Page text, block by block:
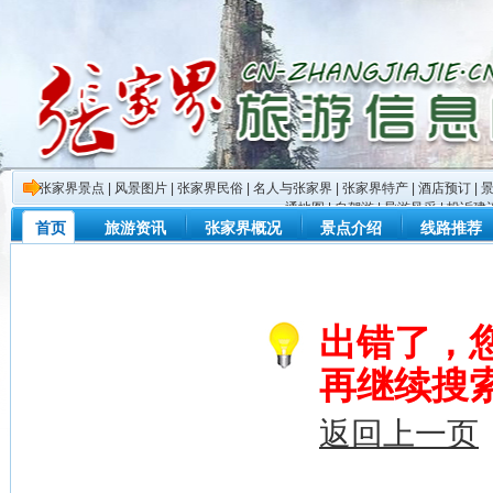
张家界景点 风景图片 张家界民俗 名人与张家界 张家界特产 酒店预订
通地图|自驾游|导游风采|投诉建
首页 旅游资讯 张家界概况 景点介绍 线路推荐
出错了，
再继续搜
返回上一页